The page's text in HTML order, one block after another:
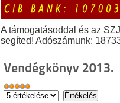
A támogatásoddal és az
segíted! Adószámunk:
Vendégkönyv 2013.